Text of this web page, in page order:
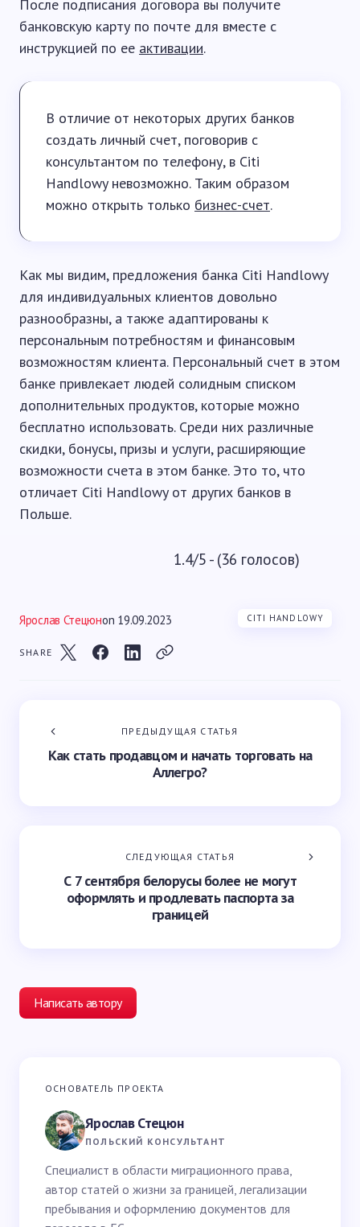
После подписания договора вы получите
банковскую карту по почте для вместе с
инструкцией по ее активации.
В отличие от некоторых других банков
создать личный счет, поговорив с
консультантом по телефону, в Citi
Handlowy невозможно. Таким образом
можно открыть только бизнес-счет.
Как мы видим, предложения банка Citi Handlowy
для индивидуальных клиентов довольно
разнообразны, а также адаптированы к
персональным потребностям и финансовым
возможностям клиента. Персональный счет в этом
банке привлекает людей солидным списком
дополнительных продуктов, которые можно
бесплатно использовать. Среди них различные
скидки, бонусы, призы и услуги, расширяющие
возможности счета в этом банке. Это то, что
отличает Citi Handlowy от других банков в
Польше.
1.4/5 - (36 голосов)
Ярослав Стецюнon 19.09.2023 CITI HANDLOWY
SHARE
ПРЕДЫДУЩАЯ СТАТЬЯ
Как стать продавцом и начать торговать на
Аллегро?
СЛЕДУЮЩАЯ СТАТЬЯ
С 7 сентября белорусы более не могут
оформлять и продлевать паспорта за
границей
Написать автору
Ваш адрес email не будет опубликован.
Ваше имя *
Email *
ОСНОВАТЕЛЬ ПРОЕКТА
Ярослав Стецюн
ПОЛЬСКИЙ КОНСУЛЬТАНТ
Специалист в области миграционного права,
автор статей о жизни за границей, легализации
пребывания и оформлению документов для